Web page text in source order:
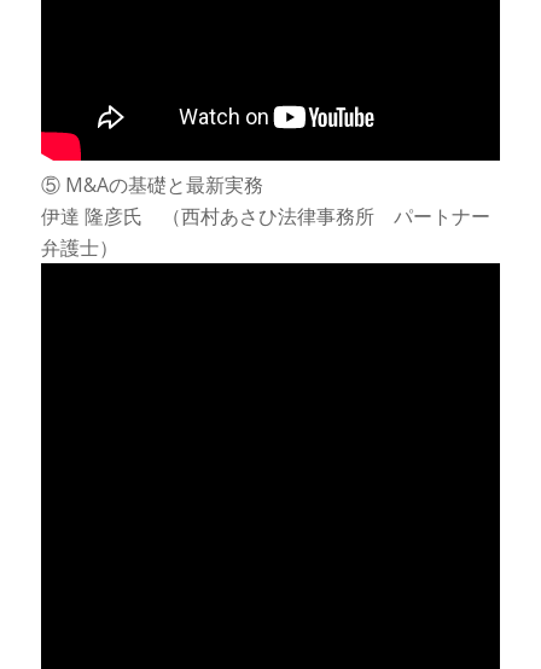
⑤ M&Aの基礎と最新実務
伊達 隆彦氏 （西村あさひ法律事務所 パートナー
弁護士）